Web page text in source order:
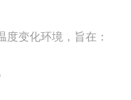
变化环境，旨在：